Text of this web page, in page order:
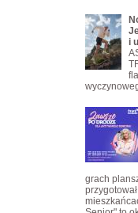
i
grach